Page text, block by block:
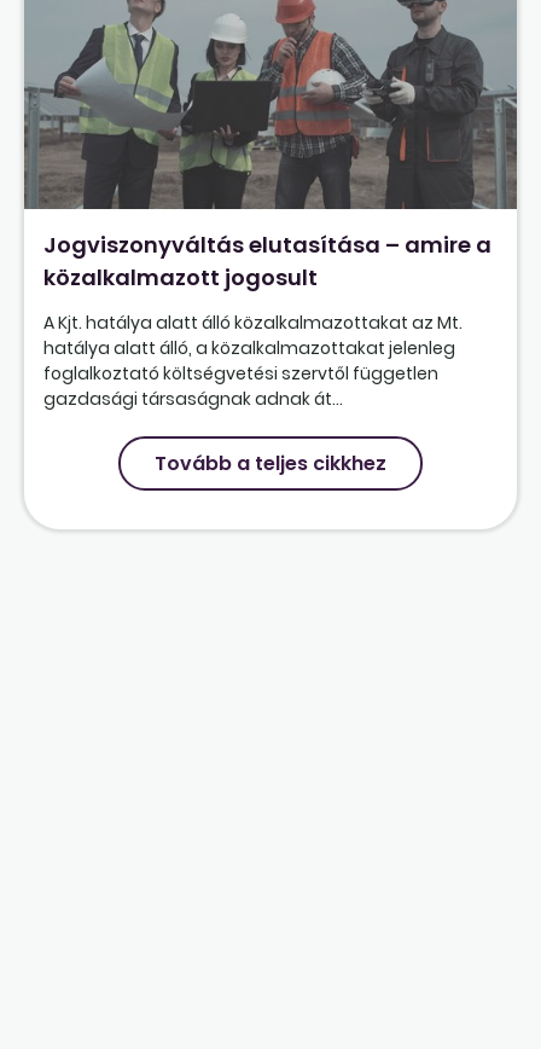
Jogviszonyváltás elutasítása – amire a
közalkalmazott jogosult
A Kjt. hatálya alatt álló közalkalmazottakat az Mt.
hatálya alatt álló, a közalkalmazottakat jelenleg
foglalkoztató költségvetési szervtől független
gazdasági társaságnak adnak át...
Tovább a teljes cikkhez